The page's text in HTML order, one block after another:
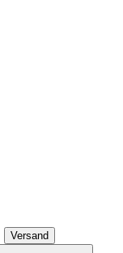
Versand